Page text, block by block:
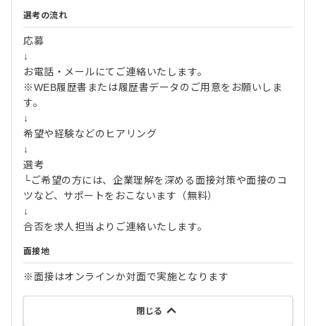
選考の流れ
応募
↓
お電話・メールにてご連絡いたします。
※WEB履歴書または履歴書データのご用意をお願いしま
す。
↓
希望や経験などのヒアリング
↓
選考
└ご希望の方には、企業理解を深める面接対策や面接のコ
ツなど、サポートをおこないます（無料）
↓
合否を求人担当よりご連絡いたします。
面接地
※面接はオンラインか対面で実施となります
閉じる